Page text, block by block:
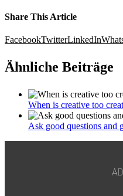
Share This Article
FacebookTwitterLinkedIn
Ähnliche Beiträge
When is creative too
Ask good questions and